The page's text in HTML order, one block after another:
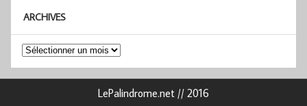
ARCHIVES
Archives
LePalindrome.net // 2016